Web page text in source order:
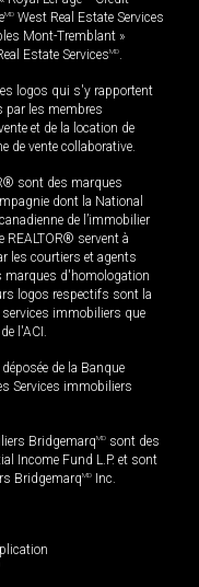
MD West Real Estate Services
Mont-Tremblant »
Estate ServicesMD.
logos qui s'y rapportent
par les membres
et de la location de
de vente collaborative.
sont des marques
dont la National
de l’immobilier
REALTOR® servent à
les courtiers et agents
marques d'homologation
logos respectifs sont la
services immobiliers que
l'ACI.
de la Banque
Services immobiliers
BridgemarqMD sont des
Income Fund L.P. et sont
BridgemarqMD Inc.